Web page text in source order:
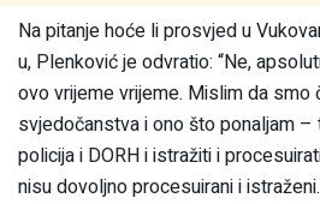
Na pitanje hoće li prosvjed u
u, Plenković je odvratio: “Ne,
ovo vrijeme vrijeme. Mislim da smo
svjedočanstva i ono što ponaljam
policija i DORH i istražiti i
nisu dovoljno procesuirani i